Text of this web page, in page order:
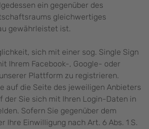
ein gegenüber des
gleichwertiges
gewährleistet ist.
sich mit einer sog. Single Sign
Ihrem Facebook-, Google- oder
Plattform zu registrieren.
auf die Seite des jeweiligen Anbieters
der Sie sich mit Ihren Login-Daten in
Sofern Sie gegenüber dem
Ihre Einwilligung nach Art. 6 Abs. 1 S.